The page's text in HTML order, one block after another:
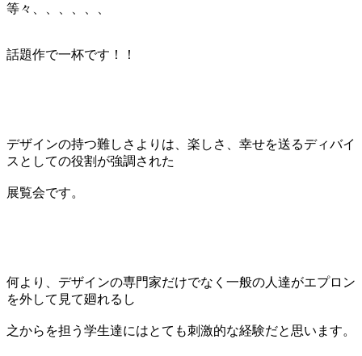
等々、、、、、、
話題作で一杯です！！
デザインの持つ難しさよりは、楽しさ、幸せを送るディバイ
スとしての役割が強調された
展覧会です。
何より、デザインの専門家だけでなく一般の人達がエプロン
を外して見て廻れるし
之からを担う学生達にはとても刺激的な経験だと思います。